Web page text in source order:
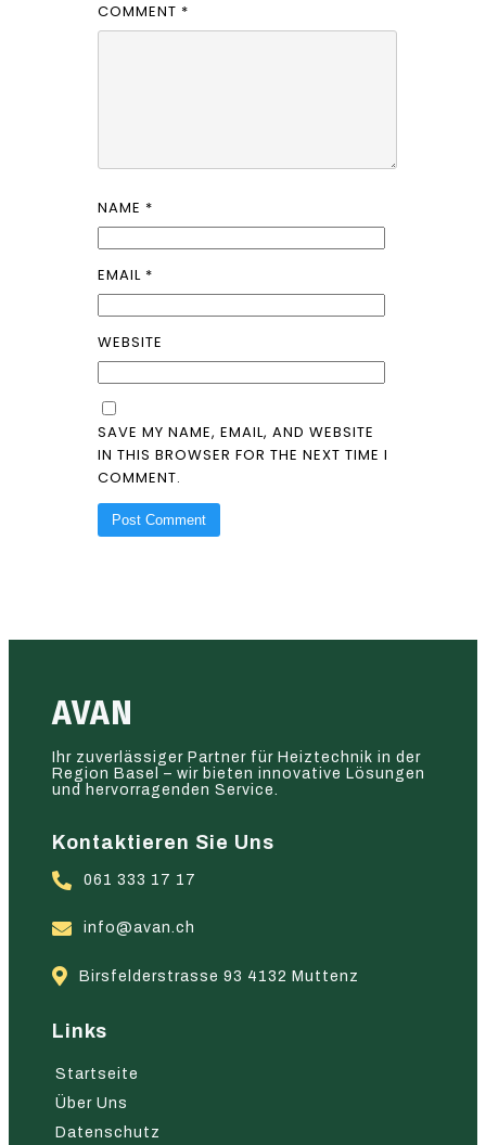
COMMENT *
NAME *
EMAIL *
WEBSITE
SAVE MY NAME, EMAIL, AND WEBSITE
IN THIS BROWSER FOR THE NEXT TIME I
COMMENT.
AVAN
Ihr zuverlässiger Partner für Heiztechnik in der
Region Basel – wir bieten innovative Lösungen
und hervorragenden Service.
Kontaktieren Sie Uns
061 333 17 17
info@avan.ch
Birsfelderstrasse 93 4132 Muttenz
Links
Startseite
Über Uns
Datenschutz